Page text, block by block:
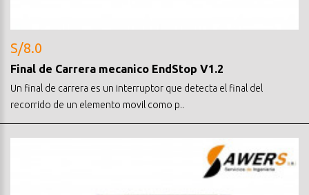
S/8.0
Final de Carrera mecanico EndStop V1.2
Un final de carrera es un interruptor que detecta el final del
recorrido de un elemento movil como p..